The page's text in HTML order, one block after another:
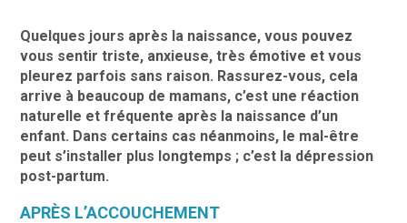
Quelques jours après la naissance, vous pouvez
vous sentir triste, anxieuse, très émotive et vous
pleurez parfois sans raison. Rassurez-vous, cela
arrive à beaucoup de mamans, c’est une réaction
naturelle et fréquente après la naissance d’un
enfant. Dans certains cas néanmoins, le mal-être
peut s’installer plus longtemps ; c’est la dépression
post-partum.
APRÈS L’ACCOUCHEMENT